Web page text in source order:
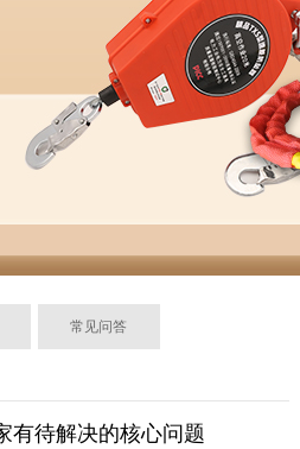
常见问答
有待解决的核心问题